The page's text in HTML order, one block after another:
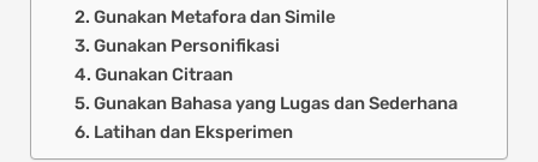
2. Gunakan Metafora dan Simile
3. Gunakan Personifikasi
4. Gunakan Citraan
5. Gunakan Bahasa yang Lugas dan Sederhana
6. Latihan dan Eksperimen